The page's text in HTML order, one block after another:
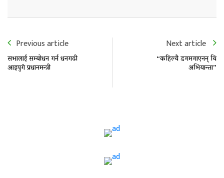
Previous article
सभालाई सम्बोधन गर्न धनगढी
आइपुगे प्रधानमन्त्री
Next article
“कहिल्यै डगमगाएनन् यि
अभियान्ता”